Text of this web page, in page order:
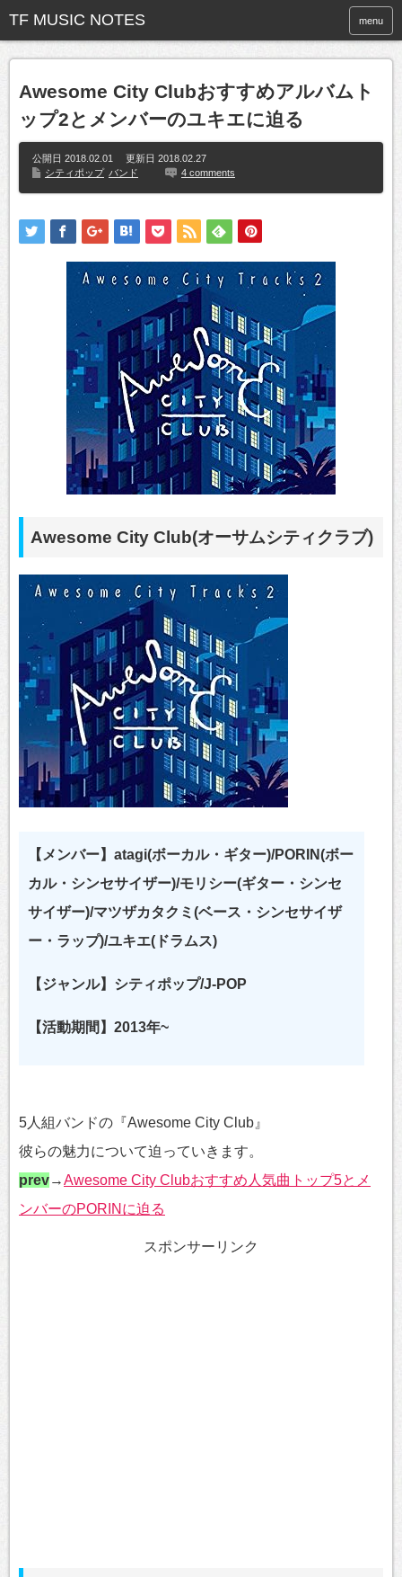
menu
Awesome City Clubおすすめアルバムト
ップ2とメンバーのユキエに迫る
公開日 2018.02.01 更新日 2018.02.27
シティポップ バンド 4 comments
Awesome City Club(オーサムシティクラブ)
【メンバー】atagi(ボーカル・ギター)/PORIN(ボー
カル・シンセサイザー)/モリシー(ギター・シンセ
サイザー)/マツザカタクミ(ベース・シンセサイザ
ー・ラップ)/ユキエ(ドラムス)
【ジャンル】シティポップ/J-POP
【活動期間】2013年~
5人組バンドの『Awesome City Club』
彼らの魅力について迫っていきます。
prev→Awesome City Clubおすすめ人気曲トップ5とメ
ンバーのPORINに迫る
スポンサーリンク